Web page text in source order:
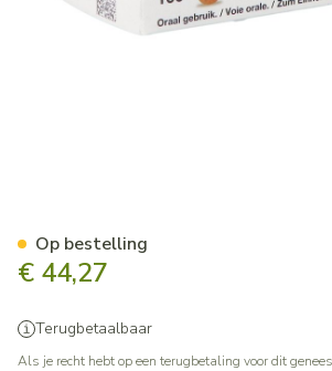
€ 44,27
Terugbetaalbaar
Als je recht hebt op een terugbetaling voor dit
Op bestelling